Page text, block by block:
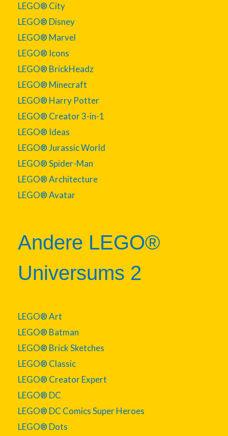
LEGO® City
LEGO® Disney
LEGO® Marvel
LEGO® Icons
LEGO® BrickHeadz
LEGO® Minecraft
LEGO® Harry Potter
LEGO® Creator 3-in-1
LEGO® Ideas
LEGO® Jurassic World
LEGO® Spider-Man
LEGO® Architecture
LEGO® Avatar
Andere LEGO®
Universums 2
LEGO® Art
LEGO® Batman
LEGO® Brick Sketches
LEGO® Classic
LEGO® Creator Expert
LEGO® DC
LEGO® DC Comics Super Heroes
LEGO® Dots